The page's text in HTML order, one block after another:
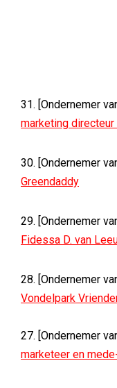
31. [Ondernemer
marketing directeur
30. [Ondernemer
Greendaddy
29. [Ondernemer
Fidessa D. van
28. [Ondernemer
Vondelpark
27. [Ondernemer
marketeer en